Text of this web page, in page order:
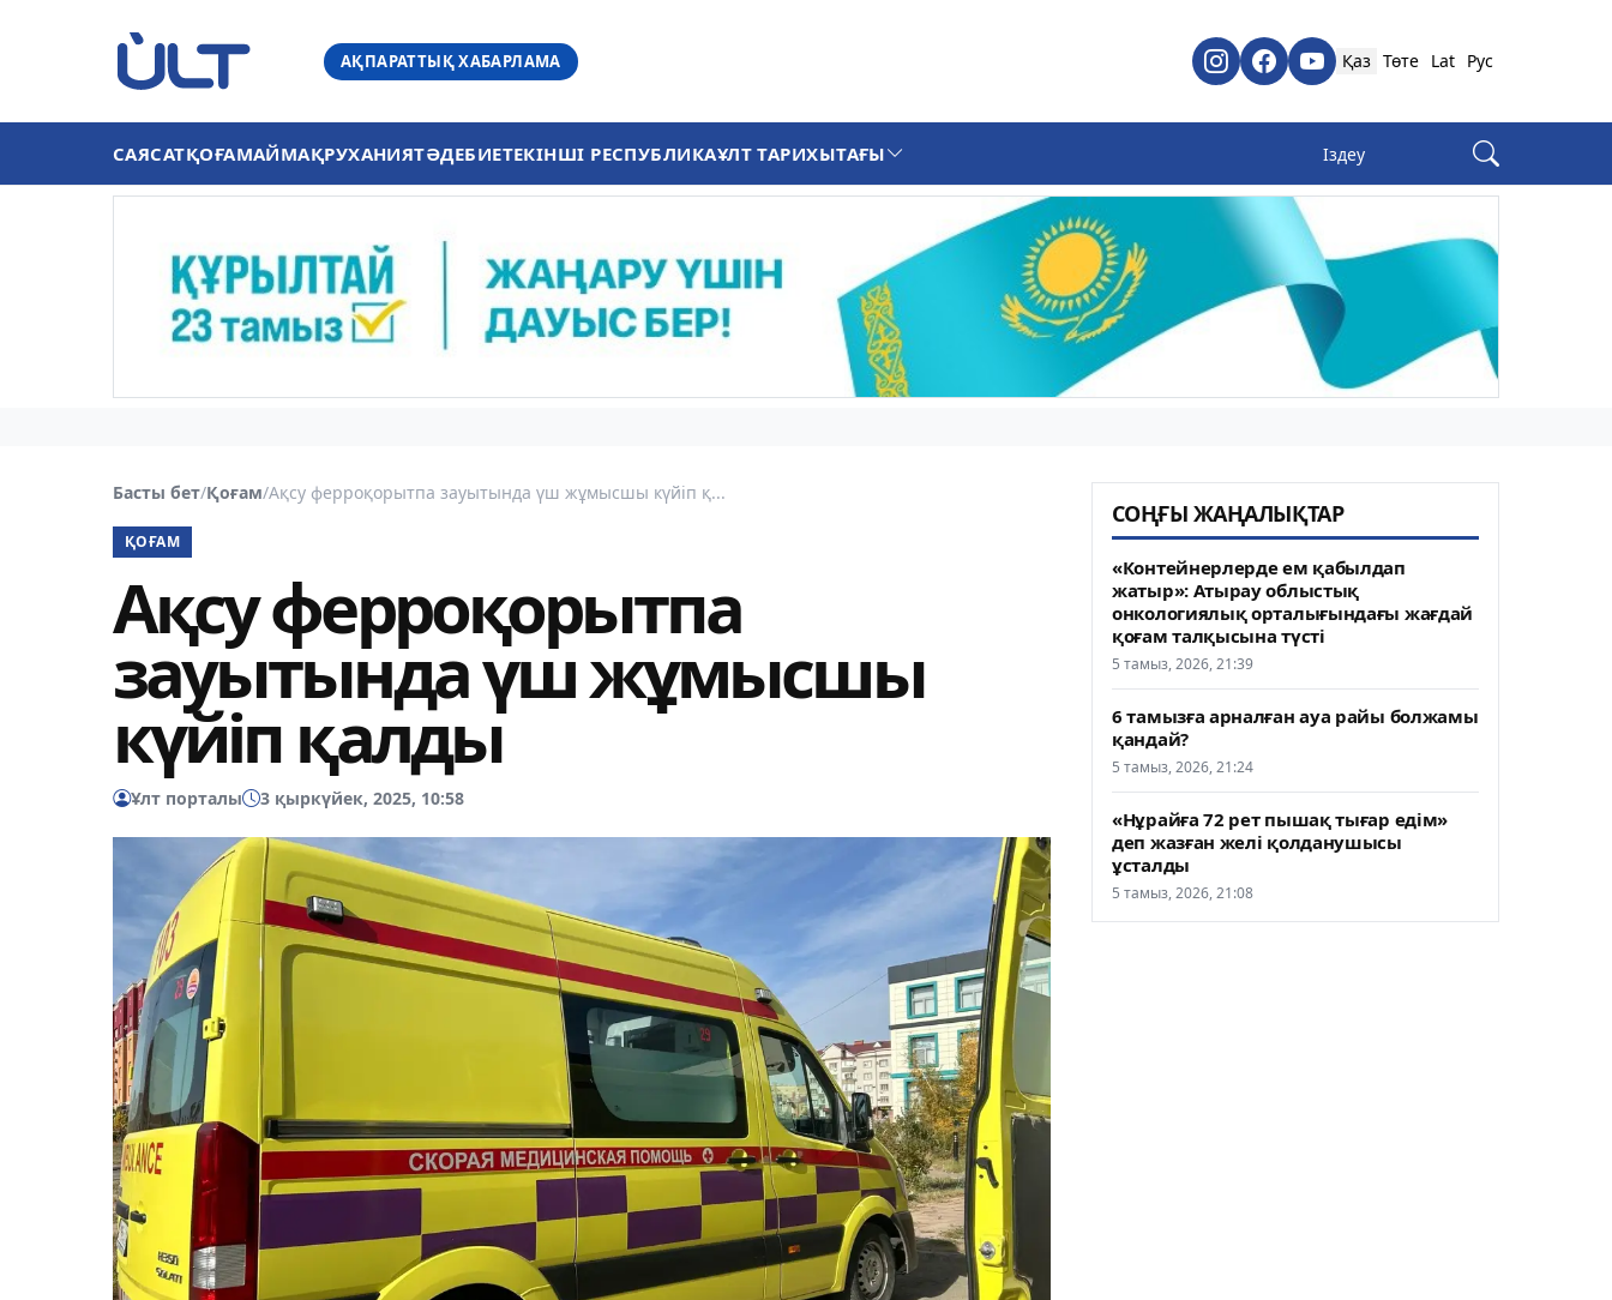
АҚПАРАТТЫҚ ХАБАРЛАМА Қаз Төте Lat Рус
САЯСАТҚОҒАМАЙМАҚРУХАНИЯТӘДЕБИЕТЕКІНШІ РЕСПУБЛИКАҰЛТ ТАРИХЫТАҒЫ
Басты бет/Қоғам/Ақсу ферроқорытпа зауытында үш жұмысшы күйіп қ...
ҚОҒАМ
Ақсу ферроқорытпа
зауытында үш жұмысшы
күйіп қалды
Ұлт порталы 3 қыркүйек, 2025, 10:58
СОҢҒЫ ЖАҢАЛЫҚТАР
«Контейнерлерде ем қабылдап
жатыр»: Атырау облыстық
онкологиялық орталығындағы жағдай
қоғам талқысына түсті
5 тамыз, 2026, 21:39
6 тамызға арналған ауа райы болжамы
қандай?
5 тамыз, 2026, 21:24
«Нұрайға 72 рет пышақ тығар едім»
деп жазған желі қолданушысы
ұсталды
5 тамыз, 2026, 21:08